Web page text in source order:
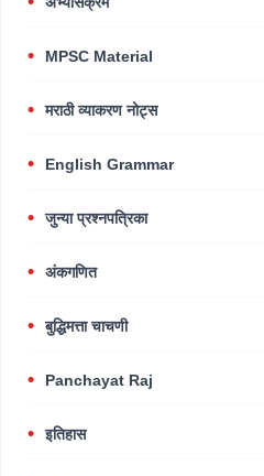
MPSC Material
मराठी व्याकरण नोट्स
English Grammar
जुन्या प्रश्नपत्रिका
अंकगणित
बुद्धिमत्ता चाचणी
Panchayat Raj
इतिहास